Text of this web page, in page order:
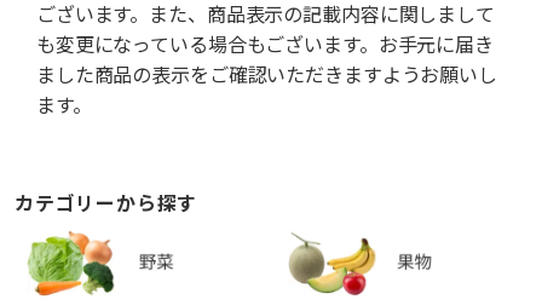
ございます。また、商品表示の記載内容に関しまして
も変更になっている場合もございます。お手元に届き
ました商品の表示をご確認いただきますようお願いし
ます。
カテゴリーから探す